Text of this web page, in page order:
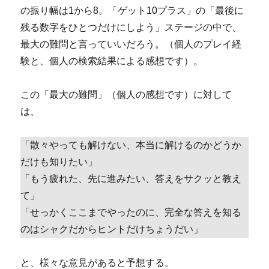
の振り幅は1から8。「ゲット10プラス」の「最後に
残る数字をひとつだけにしよう」ステージの中で、
最大の難問と言っていいだろう。（個人のプレイ経
験と、個人の検索結果による感想です）。
この「最大の難問」（個人の感想です）に対して
は、
「散々やっても解けない、本当に解けるのかどうか
だけも知りたい」
「もう疲れた、先に進みたい、答えをサクッと教え
て」
「せっかくここまでやったのに、完全な答えを知る
のはシャクだからヒントだけちょうだい」
と、様々な意見があると予想する。